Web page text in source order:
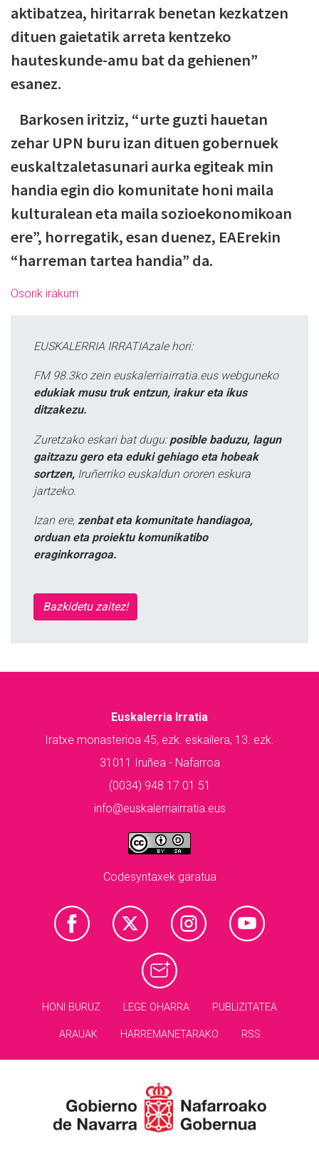
aktibatzea, hiritarrak benetan kezkatzen
dituen gaietatik arreta kentzeko
hauteskunde-amu bat da gehienen”
esanez.
Barkosen iritziz, “urte guzti hauetan
zehar UPN buru izan dituen gobernuek
euskaltzaletasunari aurka egiteak min
handia egin dio komunitate honi maila
kulturalean eta maila sozioekonomikoan
ere”, horregatik, esan duenez, EAErekin
“harreman tartea handia” da.
Osorik irakurri
EUSKALERRIA IRRATIAzale hori:
FM 98.3ko zein euskalerriairratia.eus webguneko
edukiak musu truk entzun, irakur eta ikus
ditzakezu.
Zuretzako eskari bat dugu: posible baduzu, lagun
gaitzazu gero eta eduki gehiago eta hobeak
sortzen, Iruñerriko euskaldun ororen eskura
jartzeko.
Izan ere, zenbat eta komunitate handiagoa,
orduan eta proiektu komunikatibo
eraginkorragoa.
Bazkidetu zaitez!
Euskalerria Irratia
Iratxe monasterioa 45, ezk. eskailera, 13. ezk.
31011 Iruñea - Nafarroa
(0034) 948 17 01 51
info@euskalerriairratia.eus
Codesyntaxek garatua
HONI BURUZ LEGE OHARRA PUBLIZITATEA
ARAUAK HARREMANETARAKO RSS